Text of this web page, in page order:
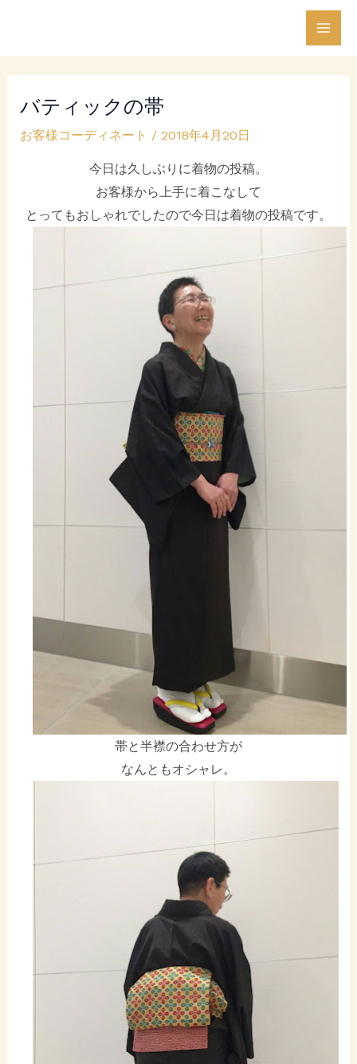
を
ス
バティックの帯
お客様コーディネート / 2018年4月20日
今日は久しぶりに着物の投稿。
お客様から上手に着こなして
とってもおしゃれでしたので今日は着物の投稿です。
帯と半襟の合わせ方が
なんともオシャレ。